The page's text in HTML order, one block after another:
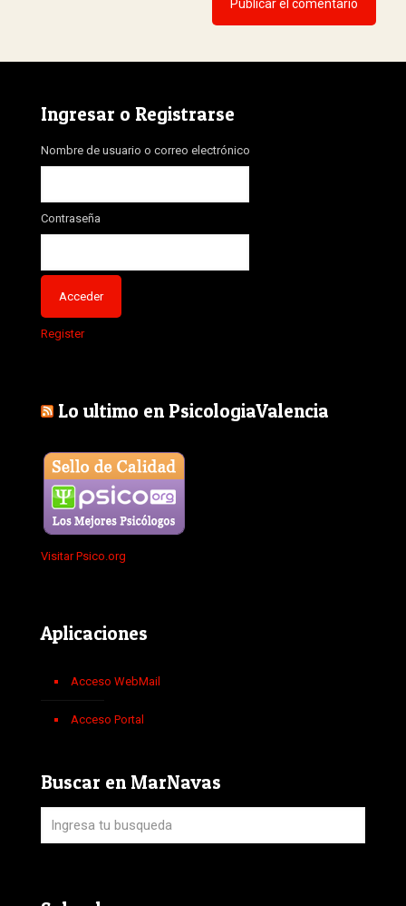
Ingresar o Registrarse
Nombre de usuario o correo electrónico
Contraseña
Register
Lo ultimo en PsicologiaValencia
Visitar Psico.org
Aplicaciones
Acceso WebMail
Acceso Portal
Buscar en MarNavas